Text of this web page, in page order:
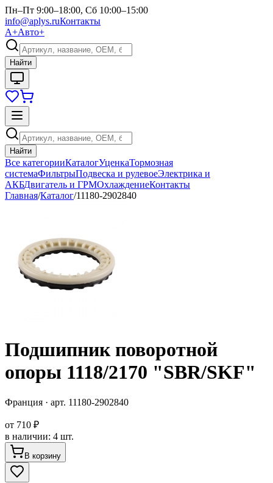
Пн–Пт 9:00–18:00, Сб 10:00–15:00
info@aplys.ruКонтакты
А+Авто+
Найти
Найти
Все категорииКаталогУценкаТормозная
системаФильтрыПодвеска и рулевоеЭлектрика и
АКБДвигатель и ГРМОхлаждениеКонтакты
Главная/Каталог/11180-2902840
Подшипник поворотной
опоры 1118/2170 "SBR/SKF"
Франция · арт. 11180-2902840
от 710 ₽
в наличии: 4 шт.
В корзину